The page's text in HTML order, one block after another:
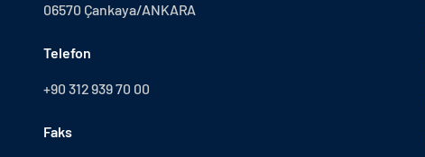
06570 Çankaya/ANKARA
Telefon
+90 312 939 70 00
Faks